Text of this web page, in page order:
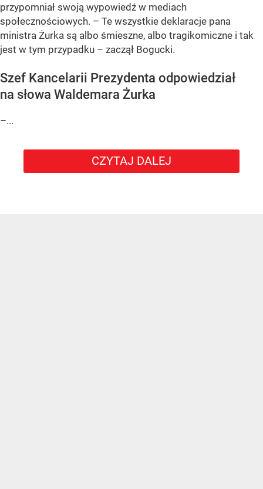
przypomniał swoją wypowiedź w mediach
społecznościowych. – Te wszystkie deklaracje pana
ministra Żurka są albo śmieszne, albo tragikomiczne i tak
jest w tym przypadku – zaczął Bogucki.
Szef Kancelarii Prezydenta odpowiedział
na słowa Waldemara Żurka
–...
CZYTAJ DALEJ